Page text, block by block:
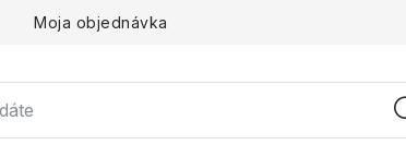
Moja objednávka